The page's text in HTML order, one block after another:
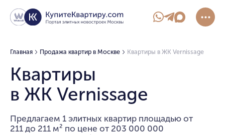
Главная Продажа квартир в Москве Квартиры в ЖК Vernissage
Квартиры
в ЖК Vernissage
Предлагаем 1 элитных квартир площадью от
211 до 211 м² по цене от 203 000 000